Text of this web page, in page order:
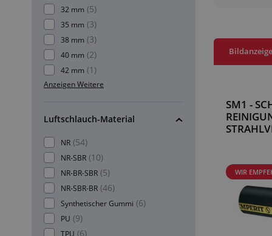
32 mm (5)
35 mm (3)
38 mm (3)
40 mm (2)
42 mm (1)
Anzeigen Weitere
Luftschlauch-Material
NR (54)
NR-SBR (10)
NR-BR-SBR (5)
NR-SBR-BR (46)
Synthetischer Gummi (6)
PU (9)
TPU (6)
SM1 -
WIR